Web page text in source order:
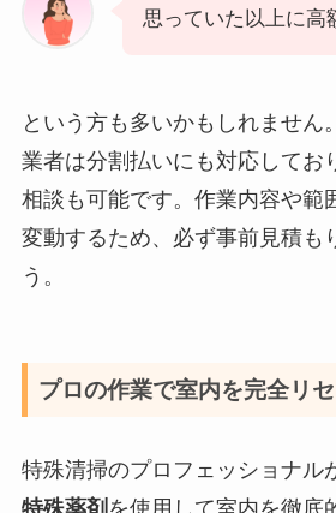
思っていた以上に
という方も多いかもしれません
業者は分割払いにも対応してお
相談も可能です。作業内容や範
変動するため、必ず事前見積も
う。
プロの作業で室内を完全リ
特殊清掃のプロフェッショナル